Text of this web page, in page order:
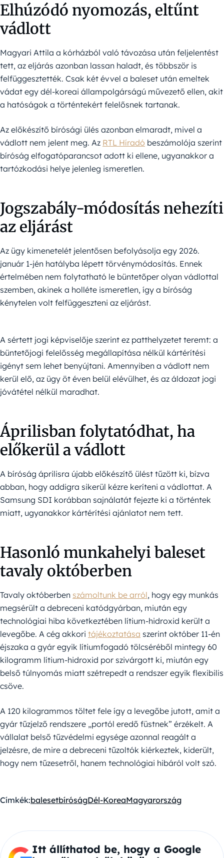
Elhúzódó nyomozás, eltűnt
vádlott
Magyari Attila a kórházból való távozása után feljelentést
tett, az eljárás azonban lassan haladt, és többször is
felfüggesztették. Csak két évvel a baleset után emeltek
vádat egy dél-koreai állampolgárságú művezető ellen, akit
a hatóságok a történtekért felelősnek tartanak.
Az előkészítő bírósági ülés azonban elmaradt, mivel a
vádlott nem jelent meg. Az RTL Híradó beszámolója szerint
bíróság elfogatóparancsot adott ki ellene, ugyanakkor a
tartózkodási helye jelenleg ismeretlen.
Jogszabály-módosítás nehezíti
az eljárást
Az ügy kimenetelét jelentősen befolyásolja egy 2026.
január 1-jén hatályba lépett törvénymódosítás. Ennek
értelmében nem folytatható le büntetőper olyan vádlottal
szemben, akinek a holléte ismeretlen, így a bíróság
kénytelen volt felfüggeszteni az eljárást.
A sértett jogi képviselője szerint ez patthelyzetet teremt: a
büntetőjogi felelősség megállapítása nélkül kártérítési
igényt sem lehet benyújtani. Amennyiben a vádlott nem
kerül elő, az ügy öt éven belül elévülhet, és az áldozat jogi
jóvátétel nélkül maradhat.
Áprilisban folytatódhat, ha
előkerül a vádlott
A bíróság áprilisra újabb előkészítő ülést tűzött ki, bízva
abban, hogy addigra sikerül kézre keríteni a vádlottat. A
Samsung SDI korábban sajnálatát fejezte ki a történtek
miatt, ugyanakkor kártérítési ajánlatot nem tett.
Hasonló munkahelyi baleset
tavaly októberben
Tavaly októberben számoltunk be arról, hogy egy munkás
megsérült a debreceni katódgyárban, miután egy
technológiai hiba következtében lítium-hidroxid került a
levegőbe. A cég akkori tájékoztatása szerint október 11-én
éjszaka a gyár egyik lítiumfogadó tölcséréből mintegy 60
kilogramm lítium-hidroxid por szivárgott ki, miután egy
belső túlnyomás miatt szétrepedt a rendszer egyik flexibilis
csöve.
A 120 kilogrammos töltet fele így a levegőbe jutott, amit a
gyár tűzjelző rendszere „portól eredő füstnek” érzékelt. A
vállalat belső tűzvédelmi egysége azonnal reagált a
jelzésre, de mire a debreceni tűzoltók kiérkeztek, kiderült,
hogy nem tűzesetről, hanem technológiai hibáról volt szó.
Címkék:balesetbíróságDél-KoreaMagyarország
Itt állíthatod be, hogy a Google